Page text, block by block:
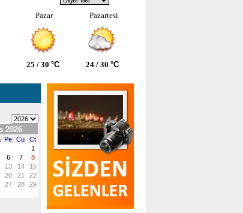
Pazar Pazartesi
25 / 30 °C 24 / 30 °C